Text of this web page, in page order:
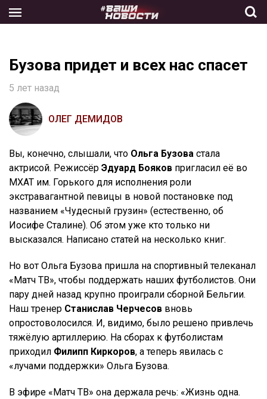
the
Бузова придет и всех нас спасет
5 лет назад
ОЛЕГ ДЕМИДОВ
Вы, конечно, слышали, что Ольга Бузова стала
актрисой. Режиссёр Эдуард Бояков пригласил её во
МХАТ им. Горького для исполнения роли
экстравагантной певицы в новой постановке под
названием «Чудесный грузин» (естественно, об
Иосифе Сталине). Об этом уже кто только ни
высказался. Написано статей на несколько книг.
Но вот Ольга Бузова пришла на спортивный телеканал
«Матч ТВ», чтобы поддержать наших футболистов. Они
пару дней назад крупно проиграли сборной Бельгии.
Наш тренер Станислав Черчесов вновь
опростоволосился. И, видимо, было решено привлечь
тяжёлую артиллерию. На сборах к футболистам
приходил Филипп Киркоров, а теперь явилась с
«лучами поддержки» Ольга Бузова.
В эфире «Матч ТВ» она держала речь: «Жизнь одна.